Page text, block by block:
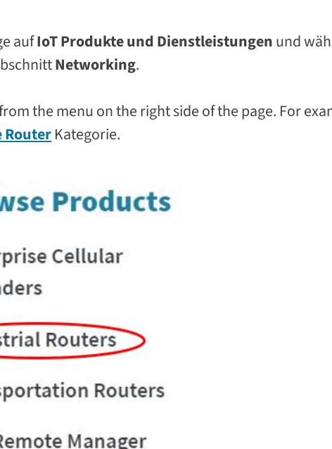
aufIoT Produkte und Dienstleistungenund
Networking.
the menu on the right side of the page. For
Kategorie.